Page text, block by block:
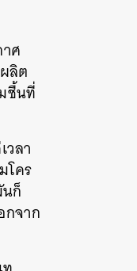
ศ
ลิต
ชื้นที่
ลา
โคร
ก็
กจาก